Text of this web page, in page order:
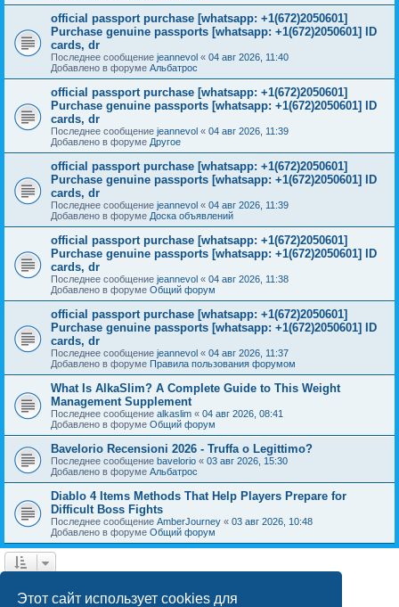
Этот сайт использует cookies для
official passport purchase [whatsapp: +1(672)2050601]
Purchase genuine passports [whatsapp: +1(672)2050601] ID
cards, dr
Последнее сообщение jeannevol « 04 авг 2026, 11:40
Добавлено в форуме Альбатрос
official passport purchase [whatsapp: +1(672)2050601]
Purchase genuine passports [whatsapp: +1(672)2050601] ID
cards, dr
Последнее сообщение jeannevol « 04 авг 2026, 11:39
Добавлено в форуме Другое
official passport purchase [whatsapp: +1(672)2050601]
Purchase genuine passports [whatsapp: +1(672)2050601] ID
cards, dr
Последнее сообщение jeannevol « 04 авг 2026, 11:39
Добавлено в форуме Доска объявлений
official passport purchase [whatsapp: +1(672)2050601]
Purchase genuine passports [whatsapp: +1(672)2050601] ID
cards, dr
Последнее сообщение jeannevol « 04 авг 2026, 11:38
Добавлено в форуме Общий форум
official passport purchase [whatsapp: +1(672)2050601]
Purchase genuine passports [whatsapp: +1(672)2050601] ID
cards, dr
Последнее сообщение jeannevol « 04 авг 2026, 11:37
Добавлено в форуме Правила пользования форумом
What Is AlkaSlim? A Complete Guide to This Weight
Management Supplement
Последнее сообщение alkaslim « 04 авг 2026, 08:41
Добавлено в форуме Общий форум
Bavelorio Recensioni 2026 - Truffa o Legittimo?
Последнее сообщение bavelorio « 03 авг 2026, 15:30
Добавлено в форуме Альбатрос
Diablo 4 Items Methods That Help Players Prepare for
Difficult Boss Fights
Последнее сообщение AmberJourney « 03 авг 2026, 10:48
Добавлено в форуме Общий форум